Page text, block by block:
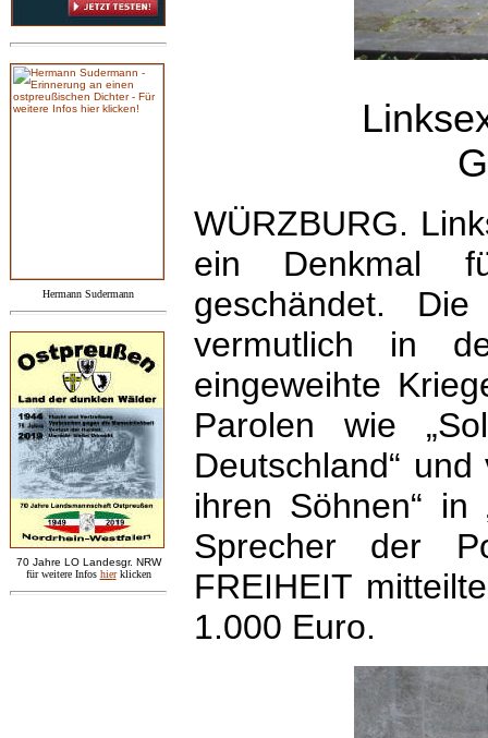
Hermann Sudermann
70 Jahre LO Landesgr. NRW
für weitere Infos hier klicken
WÜRZBURG.
ein Denkmal
geschändet.
vermutlich in
eingeweihte
Parolen wie
Deutschland“
ihren Söhnen“ in
Sprecher der
FREIHEIT
1.000 Euro.